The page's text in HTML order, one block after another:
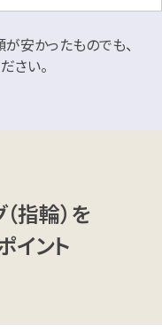
考価格 1,324,400円
宝石・ジュエリー
ダイヤモンドリング（指
MD0.559ct
安かったものでも、
さい。
指輪）を
イント